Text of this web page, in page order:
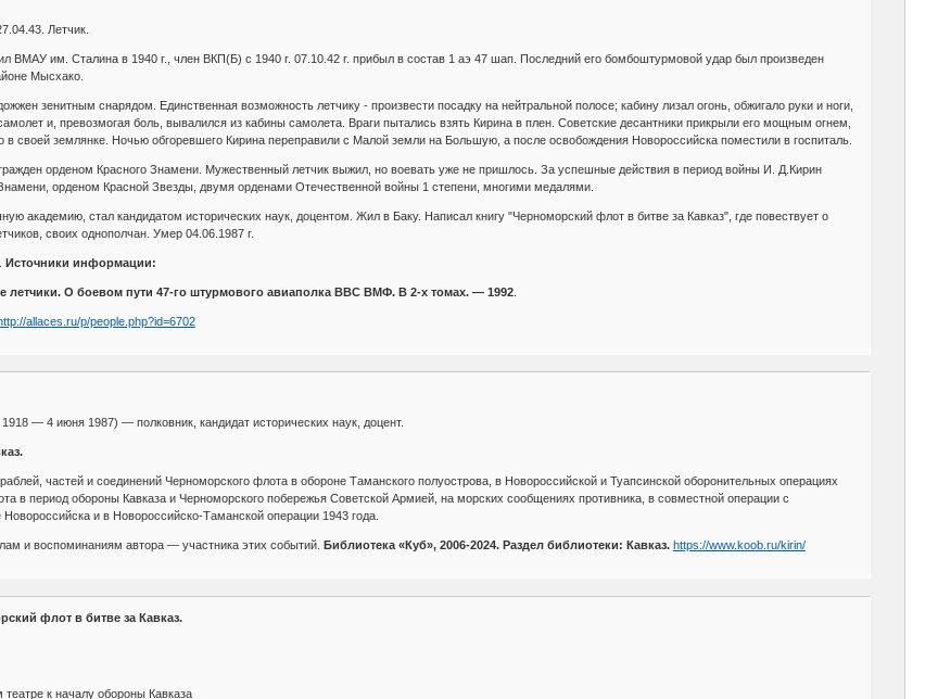
Летчик.
ВМАУ им. Сталина в 1940 г., член ВКП(Б) с 1940 г. 07.10.42 г. прибыл в состав 1 аэ 47 шап. Последний его бомбоштурмовой удар был произведен
Мысхако.
зенитным снарядом. Единственная возможность летчику - произвести посадку на нейтральной полосе; кабину лизал огонь, обжигало руки и ноги,
и, превозмогая боль, вывалился из кабины самолета. Враги пытались взять Кирина в плен. Советские десантники прикрыли его мощным огнем,
в своей землянке. Ночью обгоревшего Кирина переправили с Малой земли на Большую, а после освобождения Новороссийска поместили в госпиталь.
орденом Красного Знамени. Мужественный летчик выжил, но воевать уже не пришлось. За успешные действия в период войны И. Д.Кирин
орденом Красной Звезды, двумя орденами Отечественной войны 1 степени, многими медалями.
академию, стал кандидатом исторических наук, доцентом. Жил в Баку. Написал книгу "Черноморский флот в битве за Кавказ", где повествует о
своих однополчан. Умер 04.06.1987 г.
Источники информации:
летчики. О боевом пути 47-го штурмового авиаполка ВВС ВМФ. В 2-х томах. — 1992.
allaces.ru/p/people.php?id=6702
— 4 июня 1987) — полковник, кандидат исторических наук, доцент.
частей и соединений Черноморского флота в обороне Таманского полуострова, в Новороссийской и Туапсинской оборонительных операциях
в период обороны Кавказа и Черноморского побережья Советской Армией, на морских сообщениях противника, в совместной операции с
и в Новороссийско-Таманской операции 1943 года.
и воспоминаниям автора — участника этих событий. Библиотека «Куб», 2006-2024. Раздел библиотеки: Кавказ. https://www.koob.ru/kirin/
флот в битве за Кавказ.
к началу обороны Кавказа